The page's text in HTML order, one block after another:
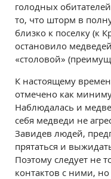
голодных
то, что шторм в
близко к поселку (к
остановило
«столовой»
К настоящему
отмечено как
Наблюдалась и
себя медведи не
Завидев людей,
прятаться и
Поэтому следует не
контактов с ними,